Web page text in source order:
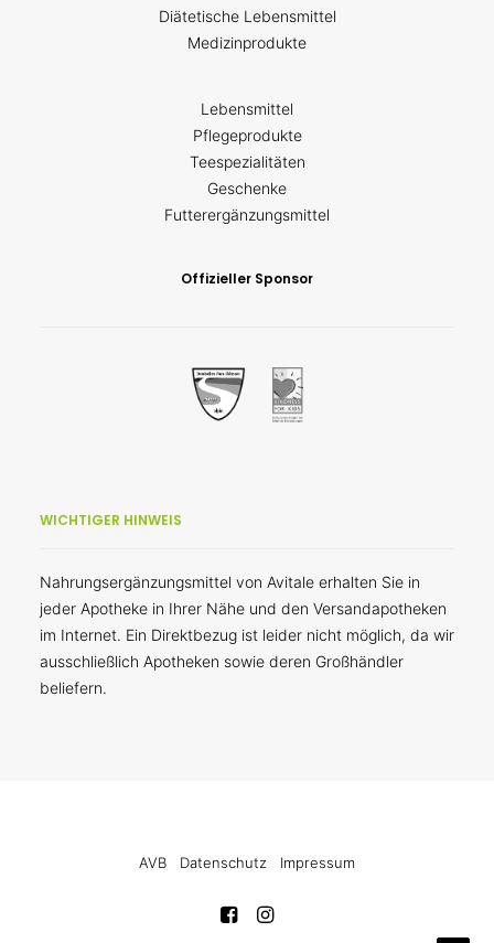
Diätetische Lebensmittel
Medizinprodukte
Lebensmittel
Pflegeprodukte
Teespezialitäten
Geschenke
Futterergänzungsmittel
Offizieller Sponsor
WICHTIGER HINWEIS
Nahrungsergänzungsmittel von Avitale erhalten Sie in
jeder Apotheke in Ihrer Nähe und den Versandapotheken
im Internet. Ein Direktbezug ist leider nicht möglich, da wir
ausschließlich Apotheken sowie deren Großhändler
beliefern.
AVB Datenschutz Impressum